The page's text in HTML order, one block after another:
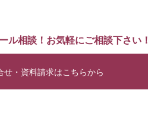
ル相談！お気軽にご相談下さい！
せ・資料請求はこちらから